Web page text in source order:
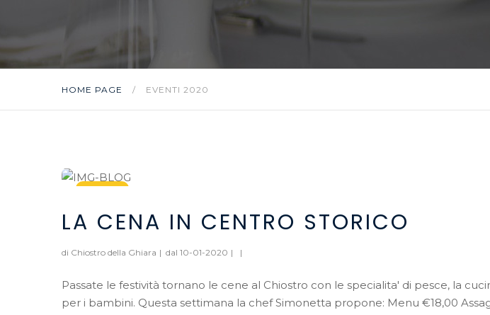
HOME PAGE / EVENTI 2020
Jan, 2020
LA CENA IN CENTRO STORICO
di Chiostro della Ghiara | dal 10-01-2020 | |
Passate le festività tornano le cene al Chiostro con le specialita' di pesce, la
per i bambini. Questa settimana la chef Simonetta propone: Menu €18,00